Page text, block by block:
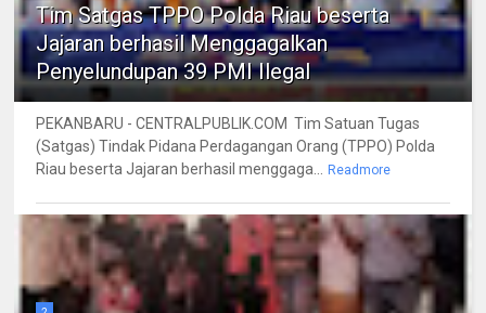
Tim Satgas TPPO Polda Riau beserta
Jajaran berhasil Menggagalkan
Penyelundupan 39 PMI Ilegal
PEKANBARU - CENTRALPUBLIK.COM Tim Satuan Tugas
(Satgas) Tindak Pidana Perdagangan Orang (TPPO) Polda
Riau beserta Jajaran berhasil menggaga...
Readmore